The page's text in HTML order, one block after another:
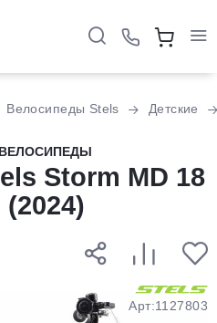
Велосипеды Stels Детские
Storm MD 18
(2024)
Арт:1127803